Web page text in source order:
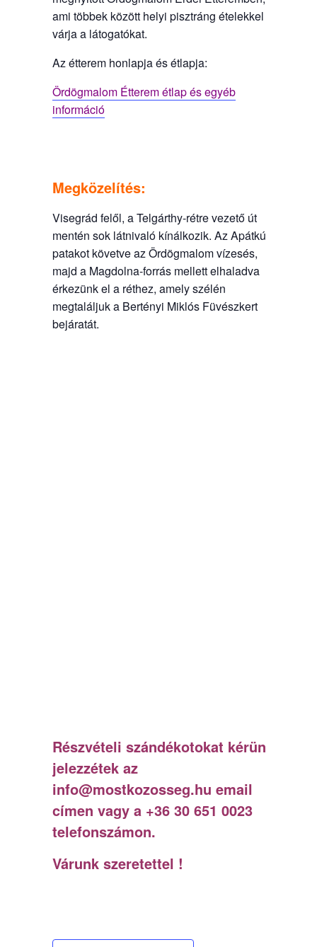
ami többek között helyi pisztráng ételekkel
várja a látogatókat.
Az étterem honlapja és étlapja:
ÖrdögmalomÉtterem étlap és egyéb
információ
Megközelítés:
Visegrád felől, a Telgárthy-rétre vezető út
mentén sok látnivaló kínálkozik. Az Apátkúti-
patakot követve az Ördögmalom vízesés,
majd a Magdolna-forrás mellett elhaladva
érkezünk el a réthez, amely szélén
megtaláljuk a Bertényi Miklós Füvészkert
bejáratát.
Részvételi szándékotokat kérünk
jelezzétek az
info@mostkozosseg.hu email
címen vagy a +36 30 651 0023
telefonszámon.
Várunk szeretettel !